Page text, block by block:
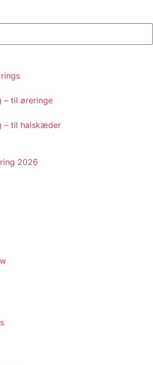
– til øreringe
– til halskæder
2026